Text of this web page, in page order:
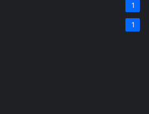
1
1